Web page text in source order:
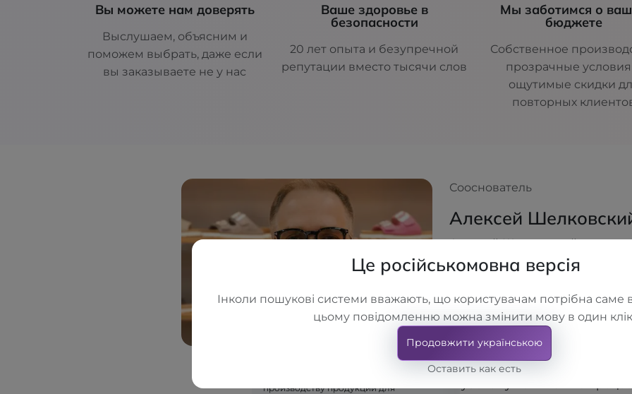
Вы можете нам доверять
Выслушаем, объясним и
поможем выбрать, даже если
вы заказываете не у нас
Ваше здоровье в
безопасности
20 лет опыта и безупречной
репутации вместо тысячи слов
Мы заботимся о
бюджете
Собственное
прозрачные
ощутимые скидки
повторных
качественные ортопедические изделия.
Так возникла компания LLC "TORHOVYI
производству продукции для
Сооснователь
Алексей
Алексей Шелковский —
вдохновитель сети
Имея медицинское и
он создавал ORTOS не как
людям действительно
крупное производственное
"TORHOVYI DIM "ALKOM", он
открыть собственную сеть
Це російськомовна версія
Інколи пошукові системи вважають, що користувачам потрібна саме
цьому повідомленню можна змінити мову в один
Продовжити українською
Оставить как есть